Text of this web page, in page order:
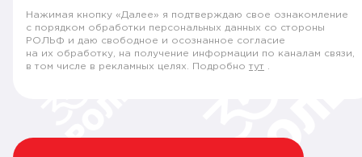
Нажимая кнопку «Далее» я подтверждаю свое ознакомление
с порядком обработки персональных данных со стороны
РОЛЬФ и даю свободное и осознанное согласие
на их обработку, на получение информации по каналам связи,
в том числе в рекламных целях. Подробно тут